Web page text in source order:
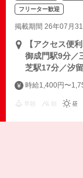
フリーター歓迎
掲載期間 26年07月
【アクセス便
御成門駅9分／
芝駅17分／汐
時給1,400円〜
昼